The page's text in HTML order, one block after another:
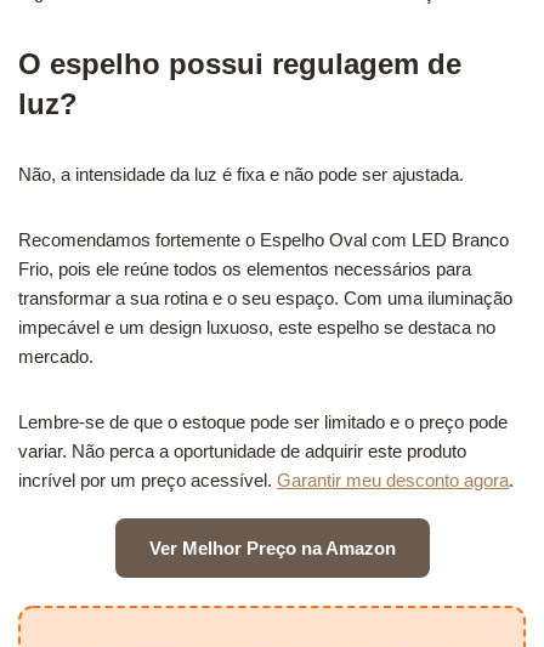
O espelho possui regulagem de
luz?
Não, a intensidade da luz é fixa e não pode ser ajustada.
Recomendamos fortemente o Espelho Oval com LED Branco
Frio, pois ele reúne todos os elementos necessários para
transformar a sua rotina e o seu espaço. Com uma iluminação
impecável e um design luxuoso, este espelho se destaca no
mercado.
Lembre-se de que o estoque pode ser limitado e o preço pode
variar. Não perca a oportunidade de adquirir este produto
incrível por um preço acessível. Garantir meu desconto agora.
Ver Melhor Preço na Amazon